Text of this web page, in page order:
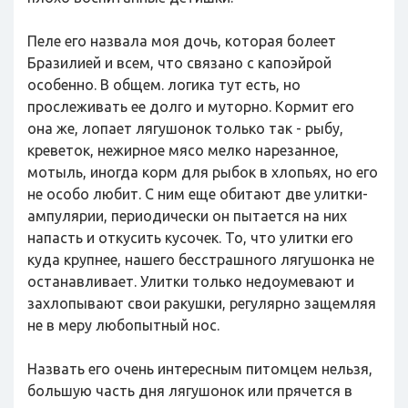
Пеле его назвала моя дочь, которая болеет
Бразилией и всем, что связано с капоэйрой
особенно. В общем. логика тут есть, но
прослеживать ее долго и муторно. Кормит его
она же, лопает лягушонок только так - рыбу,
креветок, нежирное мясо мелко нарезанное,
мотыль, иногда корм для рыбок в хлопьях, но его
не особо любит. С ним еще обитают две улитки-
ампулярии, периодически он пытается на них
напасть и откусить кусочек. То, что улитки его
куда крупнее, нашего бесстрашного лягушонка не
останавливает. Улитки только недоумевают и
захлопывают свои ракушки, регулярно защемляя
не в меру любопытный нос.
Назвать его очень интересным питомцем нельзя,
большую часть дня лягушонок или прячется в